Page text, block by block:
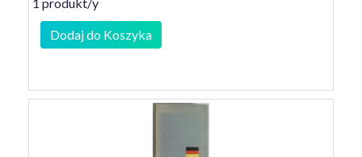
Dodaj do Koszyka